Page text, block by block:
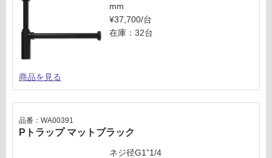
mm
¥37,700/台
在庫：32台
商品を見る
Pトラップ マットブラック
品番：WA00391
ネジ径G1”1/4